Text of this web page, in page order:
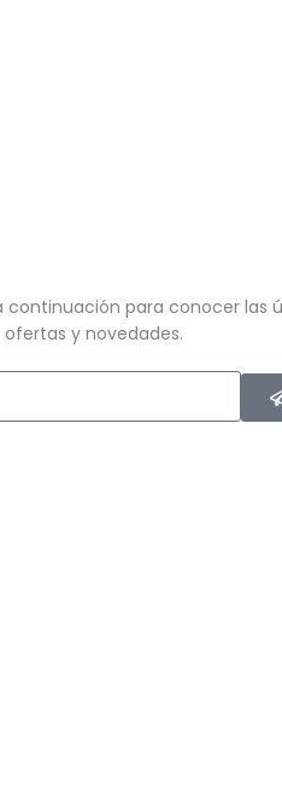
continuación para conocer las
ofertas y novedades.